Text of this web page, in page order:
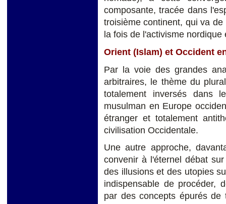
composante, tracée dans
troisième continent, qui va
la fois de l'activisme
Orient (Islam) et Occident
Par la voie des grandes
arbitraires, le thème du
totalement inversés dans
musulman en Europe
étranger et totalement
civilisation Occidentale.
Une autre approche,
convenir à l'éternel débat
des illusions et des utopies
indispensable de procéder,
par des concepts épurés de